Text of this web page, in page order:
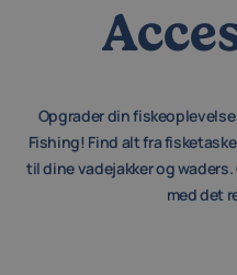
Opgrader din
Fishing! Find alt fra
til dine vadejakker og
med det